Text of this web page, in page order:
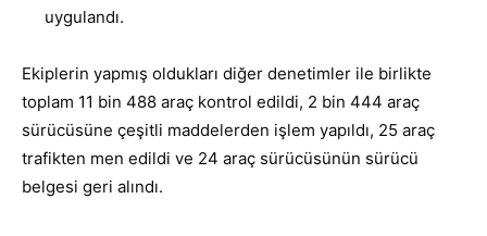
uygulandı.
Ekiplerin yapmış oldukları diğer denetimler ile birlikte
toplam 11 bin 488 araç kontrol edildi, 2 bin 444 araç
sürücüsüne çeşitli maddelerden işlem yapıldı, 25 araç
trafikten men edildi ve 24 araç sürücüsünün sürücü
belgesi geri alındı.